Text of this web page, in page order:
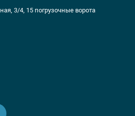
3/4, 15 погрузочные ворота